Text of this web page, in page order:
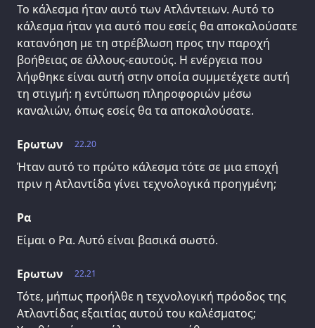
Το κάλεσμα ήταν αυτό των Ατλάντειων. Αυτό το
κάλεσμα ήταν για αυτό που εσείς θα αποκαλούσατε
κατανόηση με τη στρέβλωση προς την παροχή
βοήθειας σε άλλους-εαυτούς. Η ενέργεια που
λήφθηκε είναι αυτή στην οποία συμμετέχετε αυτή
τη στιγμή: η εντύπωση πληροφοριών μέσω
καναλιών, όπως εσείς θα τα αποκαλούσατε.
22.20
Ερωτων
Ήταν αυτό το πρώτο κάλεσμα τότε σε μια εποχή
πριν η Ατλαντίδα γίνει τεχνολογικά προηγμένη;
Ρα
Είμαι ο Ρα. Αυτό είναι βασικά σωστό.
22.21
Ερωτων
Τότε, μήπως προήλθε η τεχνολογική πρόοδος της
Ατλαντίδας εξαιτίας αυτού του καλέσματος;